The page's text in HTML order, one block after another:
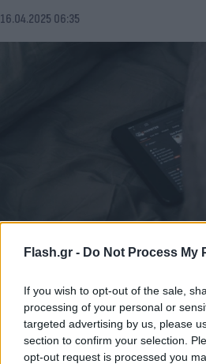
Flash.gr - Do Not Process My
If you wish to opt-out of the sale,
processing of your personal or
targeted advertising by us, please
section to confirm your selection.
opt-out request is processed you
16.04.2025 06:35
Kidflix: 26χρονος Έλληνας
πορνογραφίας
Μετά από ψηφιακή ανάλυση,
Δίωξης Ηλεκτρονικού Εγκλήματος
χρήστη της πλατφόρμας.